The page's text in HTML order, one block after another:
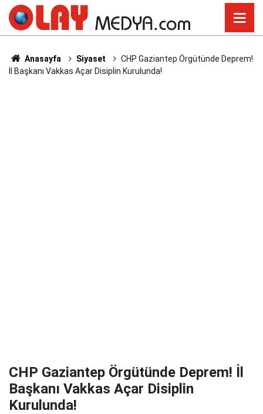
Anasayfa Siyaset
CHP Gaziantep Örgütünde Deprem!
İl Başkanı Vakkas Açar Disiplin Kurulunda!
CHP Gaziantep Örgütünde Deprem! İl
Başkanı Vakkas Açar Disiplin
Kurulunda!